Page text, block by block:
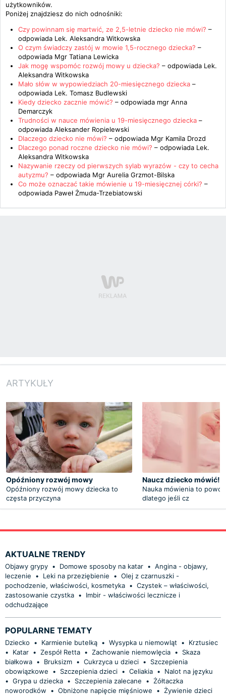
użytkowników.
Poniżej znajdziesz do nich odnośniki:
Czy powinnam się martwić, ze 2,5-letnie dziecko nie mówi? –
odpowiada Lek. Aleksandra Witkowska
O czym świadczy zastój w mowie 1,5-rocznego dziecka? –
odpowiada Mgr Tatiana Lewicka
Jak mogę wspomóc rozwój mowy u dziecka? – odpowiada Lek.
Aleksandra Witkowska
Mało słów w wypowiedziach 20-miesięcznego dziecka –
odpowiada Lek. Tomasz Budlewski
Kiedy dziecko zacznie mówić? – odpowiada mgr Anna
Demarczyk
Trudności w nauce mówienia u 19-miesięcznego dziecka –
odpowiada Aleksander Ropielewski
Dlaczego dziecko nie mówi? – odpowiada Mgr Kamila Drozd
Dlaczego ponad roczne dziecko nie mówi? – odpowiada Lek.
Aleksandra Witkowska
Nazywanie rzeczy od pierwszych sylab wyrazów - czy to cecha
autyzmu? – odpowiada Mgr Aurelia Grzmot-Bilska
Co może oznaczać takie mówienie u 19-miesięcznej córki? –
odpowiada Paweł Żmuda-Trzebiatowski
ARTYKUŁY
Opóźniony rozwój mowy
Opóźniony rozwój mowy dziecka to
częsta przyczyna
Naucz dziecko mówić!
Nauka mówienia to
dlatego jeśli cz
AKTUALNE TRENDY
Objawy grypy • Domowe sposoby na katar • Angina - objawy,
leczenie
• Leki na przeziębienie • Olej z czarnuszki -
pochodzenie, właściwości, kosmetyka • Czystek – właściwości,
zastosowanie czystka •
Imbir - właściwości lecznicze i
odchudzające
POPULARNE TEMATY
Dziecko • Karmienie butelką • Wysypka u niemowląt •
Krztusiec
•
Katar • Zespół Retta • Zachowanie niemowlęcia •
Skaza
białkowa • Bruksizm • Cukrzyca u dzieci •
Szczepienia
obowiązkowe
• Szczepienia dzieci • Celiakia •
Nalot na języku
• Grypa u dziecka • Szczepienia zalecane • Żółtaczka
noworodków
• Obniżone napięcie mięśniowe • Żywienie dzieci